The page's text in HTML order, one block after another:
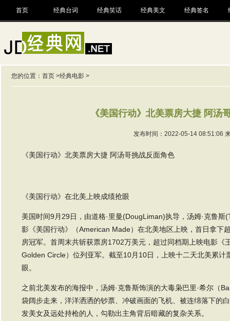
首页 经典台词 经典笑话 经典美文 经典签名
您的位置： 首页 >经典电影 >
《美国行动》北美票房大捷 阿汤
发布时间：2022-05-14 08:51:06
《美国行动》北美票房大捷 阿汤哥挑战反面角色
《美国行动》在北美上映成绩抢眼
美国时间9月29日，由道格·里曼(DougLiman)执导，汤姆·克鲁
影《美国行动》（American Made）在北美地区上映，首日拿下
房冠军。首周末共斩获票房1702万美元，超过同档期上映电影《
Golden Circle）位列亚军。截至10月10日，上映十二天北美累计
眼。
之前北美发布的海报中，汤姆·克鲁斯饰演的大毒枭巴里·希尔（
袋阔步走来，洋洋洒洒的钞票、冲破画面的飞机、被连绵落下的
发美女及远处持枪的人，勾勒出主角背后暗藏的复杂关系。